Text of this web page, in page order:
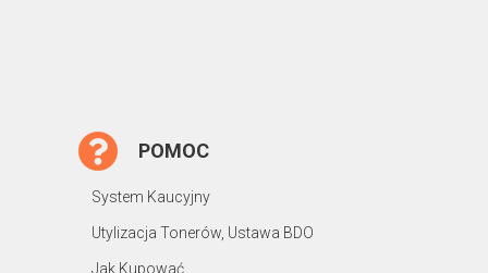
POMOC
System Kaucyjny
Utylizacja Tonerów, Ustawa BDO
Jak Kupować